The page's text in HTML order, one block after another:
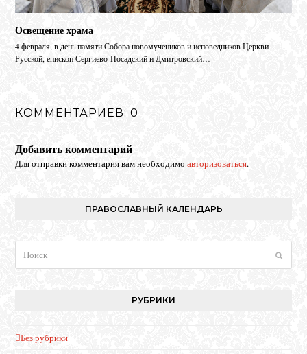
Освещение храма
4 февраля, в день памяти Собора новомучеников и исповедников Церкви
Русской, епископ Сергиево-Посадский и Дмитровский…
КОММЕНТАРИЕВ: 0
Добавить комментарий
Для отправки комментария вам необходимоавторизоваться.
ПРАВОСЛАВНЫЙ КАЛЕНДАРЬ
РУБРИКИ
Без рубрики